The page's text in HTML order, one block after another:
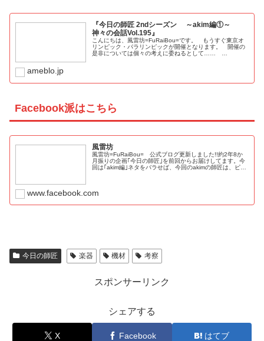
『今日の師匠 2ndシーズン ～akim編①～
神々の会話Vol.195』
こんにちは、風雷坊=FuRaiBou=です。 もうすぐ東京オ
リンピック・パラリンピックが開催となります。 開催の
是非については個々の考えに委ねるとして…… …
ameblo.jp
Facebook派はこちら
風雷坊
風雷坊=FuRaiBou= 公式ブログ更新しました!!約2年8か
月振りの企画｢今日の師匠｣を前回からお届けしてます。今
回は｢akim編｣ネタをバラせば、今回のakimの師匠は、ピッ
www.facebook.com
今日の師匠 楽器 機材 考察
スポンサーリンク
シェアする
X Facebook はてブ